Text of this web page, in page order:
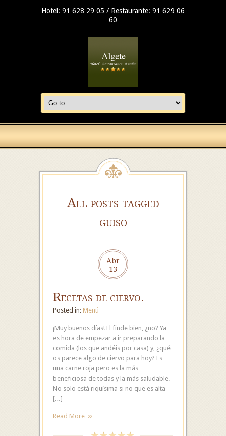
Hotel: 91 628 29 05 / Restaurante: 91 629 06
60
All posts tagged
guiso
Abr
13
Recetas de ciervo.
Posted in: Menú
¡Muy buenos días! El finde bien, ¿no? Ya
es hora de empezar a ir preparando la
comida (los que andéis por casa) y, ¿qué
os parece algo de ciervo para hoy? Es
una carne roja pero es la más
beneficiosa de todas y la más saludable.
No solo está riquísima si no que es alta
[…]
Read More